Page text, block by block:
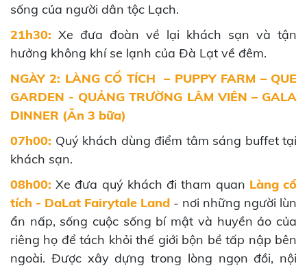
sống của người dân tộc Lạch.
21h30: Xe đưa đoàn về lại khách sạn và tận
hưởng không khí se lạnh của Đà Lạt về đêm.
NGÀY 2: LÀNG CỔ TÍCH – PUPPY FARM – QUE
GARDEN - QUẢNG TRƯỜNG LÂM VIÊN – GALA
DINNER (Ăn 3 bữa)
07h00: Quý khách dùng điểm tâm sáng buffet tại
khách sạn.
08h00: Xe đưa quý khách đi tham quan Làng cổ
tích - DaLat Fairytale Land - nơi những người lùn
ẩn nấp, sống cuộc sống bí mật và huyền ảo của
riêng họ để tách khỏi thế giới bộn bề tấp nập bên
ngoài. Được xây dựng trong lòng ngọn đồi, nội